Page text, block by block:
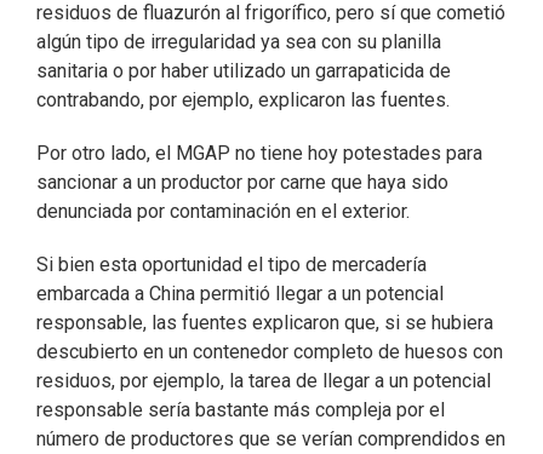
residuos de fluazurón al frigorífico, pero sí que cometió
algún tipo de irregularidad ya sea con su planilla
sanitaria o por haber utilizado un garrapaticida de
contrabando, por ejemplo, explicaron las fuentes.
Por otro lado, el MGAP no tiene hoy potestades para
sancionar a un productor por carne que haya sido
denunciada por contaminación en el exterior.
Si bien esta oportunidad el tipo de mercadería
embarcada a China permitió llegar a un potencial
responsable, las fuentes explicaron que, si se hubiera
descubierto en un contenedor completo de huesos con
residuos, por ejemplo, la tarea de llegar a un potencial
responsable sería bastante más compleja por el
número de productores que se verían comprendidos en